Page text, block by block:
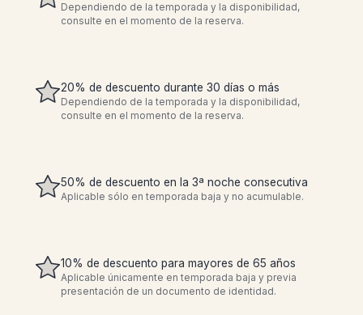
Dependiendo de la temporada y la disponibilidad,
consulte en el momento de la reserva.
20% de descuento durante 30 días o más
Dependiendo de la temporada y la disponibilidad,
consulte en el momento de la reserva.
50% de descuento en la 3ª noche consecutiva
Aplicable sólo en temporada baja y no acumulable.
10% de descuento para mayores de 65 años
Aplicable únicamente en temporada baja y previa
presentación de un documento de identidad.